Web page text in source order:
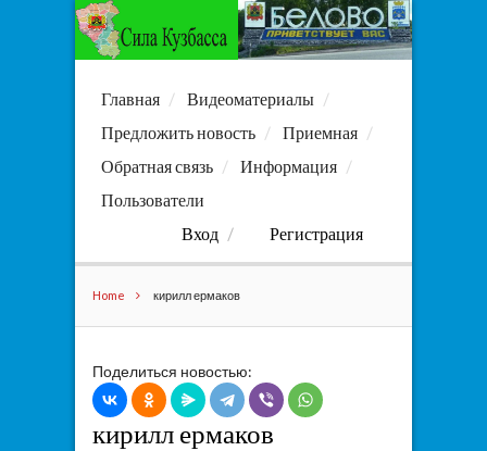
Главная
Видеоматериалы
Предложить новость
Приемная
Обратная связь
Информация
Пользователи
Вход
Регистрация
Home кирилл ермаков
Поделиться новостью:
кирилл ермаков